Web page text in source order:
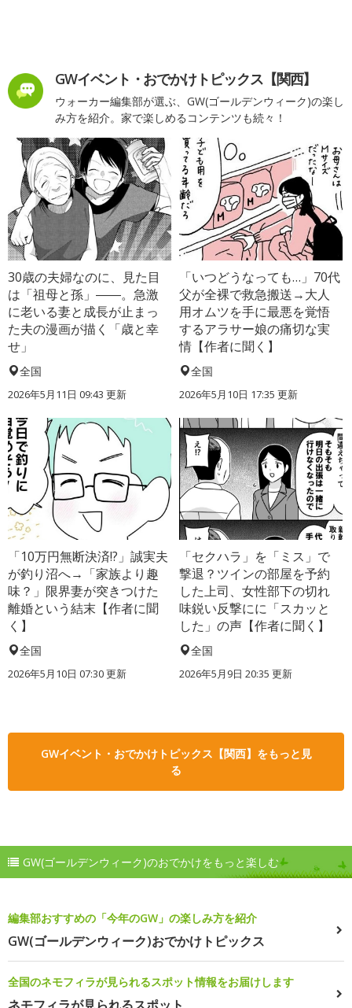
GWイベント・おでかけトピックス【関西】
ウォーカー編集部が選ぶ、GW(ゴールデンウィーク)の楽し
み方を紹介。家で楽しめるコンテンツも続々！
30歳の夫婦なのに、見た目
は「祖母と孫」――。急激
に老いる妻と成長が止まっ
た夫の漫画が描く「歳と幸
せ」
全国
2026年5月11日 09:43 更新
「いつどうなっても…」70代
父が全裸で救急搬送→大人
用オムツを手に最悪を覚悟
するアラサー娘の痛切な実
情【作者に聞く】
全国
2026年5月10日 17:35 更新
「10万円無断決済!?」誠実夫
が釣り沼へ→「家族より趣
味？」限界妻が突きつけた
離婚という結末【作者に聞
く】
全国
2026年5月10日 07:30 更新
「セクハラ」を「ミス」で
撃退？ツインの部屋を予約
した上司、女性部下の切れ
味鋭い反撃にに「スカッと
した」の声【作者に聞く】
全国
2026年5月9日 20:35 更新
GWイベント・おでかけトピックス【関西】をもっと見
る
GW(ゴールデンウィーク)のおでかけをもっと楽しむ
編集部おすすめの「今年のGW」の楽しみ方を紹介
GW(ゴールデンウィーク)おでかけトピックス
全国のネモフィラが見られるスポット情報をお届けします